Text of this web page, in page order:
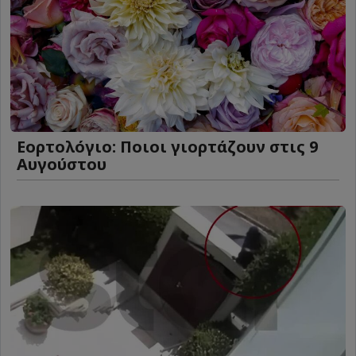
Εορτολόγιο: Ποιοι γιορτάζουν στις 9
Αυγούστου